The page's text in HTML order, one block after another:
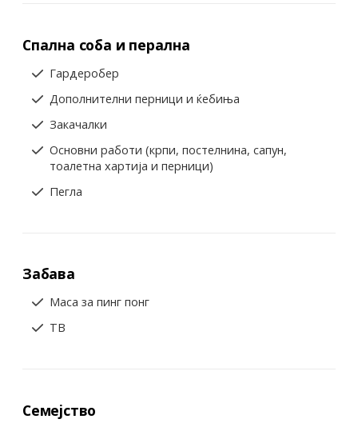
Спална соба и перална
Гардеробер
Дополнителни перници и ќебиња
Закачалки
Основни работи (крпи, постелнина, сапун,
тоалетна хартија и перници)
Пегла
Забава
Маса за пинг понг
ТВ
Семејство